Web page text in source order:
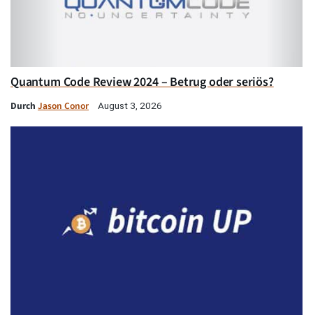
Quantum Code Review 2024 – Betrug oder seriös?
Durch Jason Conor August 3, 2026